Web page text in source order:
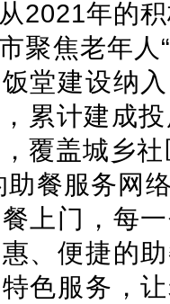
2021年的
聚焦老年人
堂建设纳
累计建成
覆盖城乡
助餐服务网
上门，每
、便捷的
色服务，